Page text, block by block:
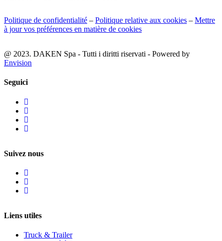
Politique de confidentialité – Politique relative aux cookies – Mettre
à jour vos préférences en matière de cookies
@ 2023. DAKEN Spa - Tutti i diritti riservati - Powered by
Envision
Seguici
Suivez nous
Liens utiles
Truck & Trailer